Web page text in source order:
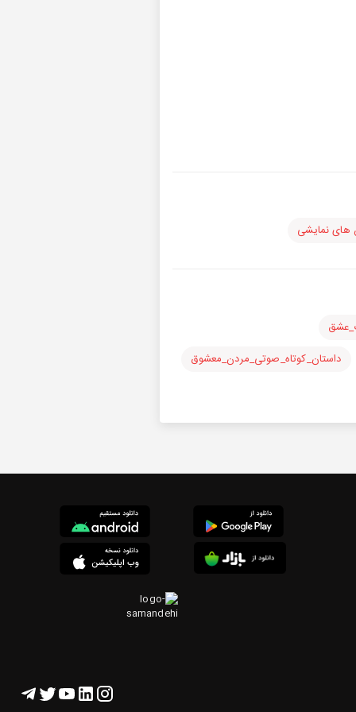
های نمایشی
داستان_کوتاه_صوتی_مردن_معشوق